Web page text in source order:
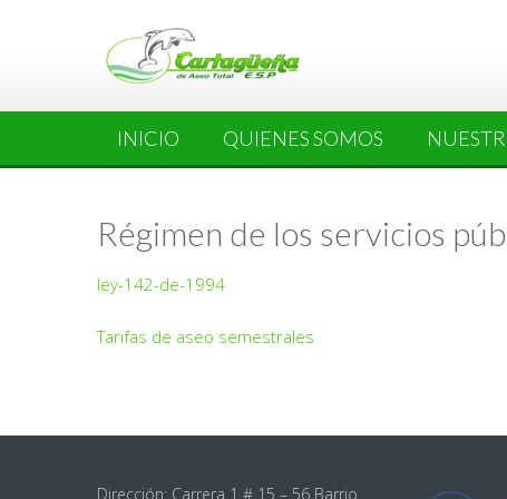
INICIO QUIENES SOMOS
Régimen de los servicios
ley-142-de-1994
Tarifas de aseo semestrales
Dirección: Carrera 1 # 15 – 56 Barrio